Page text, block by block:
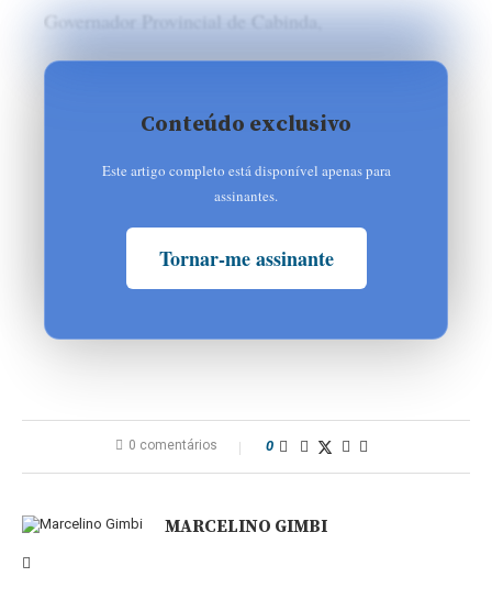
Governador Provincial de Cabinda,
Conteúdo exclusivo
Este artigo completo está disponível apenas para
assinantes.
Tornar-me assinante
0 comentários 0
MARCELINO GIMBI